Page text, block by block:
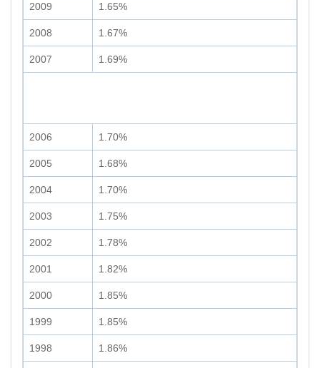
2009 1.65%
2008 1.67%
2007 1.69%
2006 1.70%
2005 1.68%
2004 1.70%
2003 1.75%
2002 1.78%
2001 1.82%
2000 1.85%
1999 1.85%
1998 1.86%